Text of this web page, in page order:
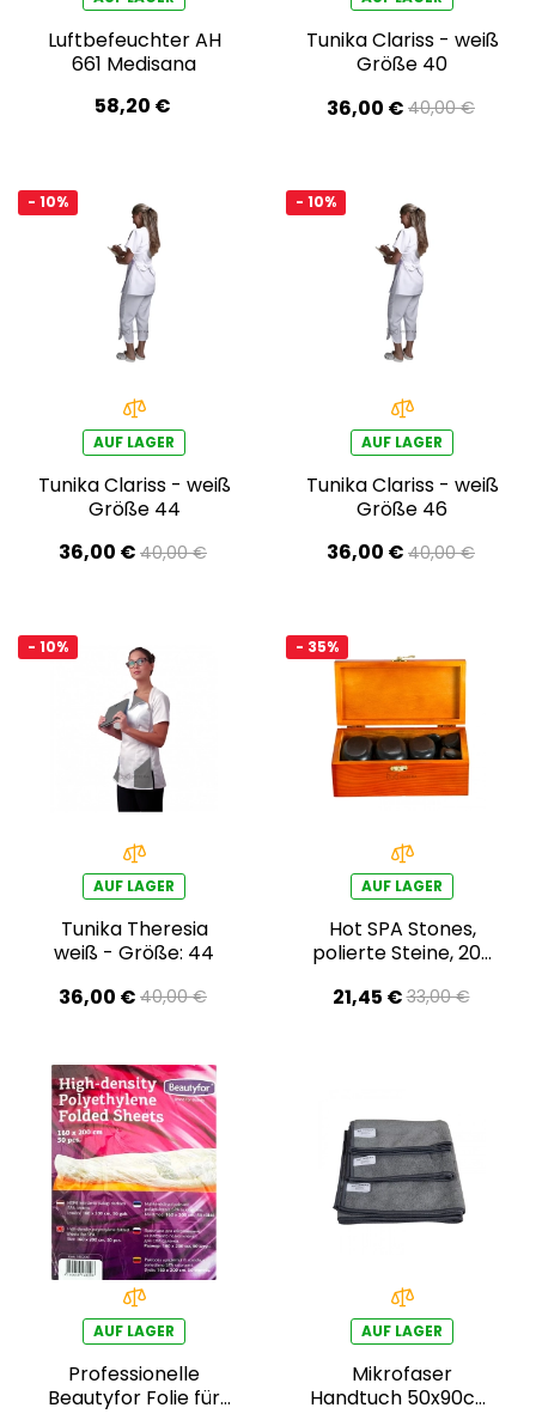
Luftbefeuchter AH
661 Medisana
58,20 €
Tunika Clariss - weiß
Größe 40
36,00 € 40,00 €
- 10%
AUF LAGER
Tunika Clariss - weiß
Größe 44
36,00 € 40,00 €
- 10%
AUF LAGER
Tunika Clariss - weiß
Größe 46
36,00 € 40,00 €
- 10%
AUF LAGER
Tunika Theresia
weiß - Größe: 44
36,00 € 40,00 €
- 35%
AUF LAGER
Hot SPA Stones,
polierte Steine, 20-
AOB151010
21,45 €33,00 €
AUF LAGER
Professionelle
Beautyfor Folie für
AUF LAGER
Mikrofaser
Handtuch 50x90cm